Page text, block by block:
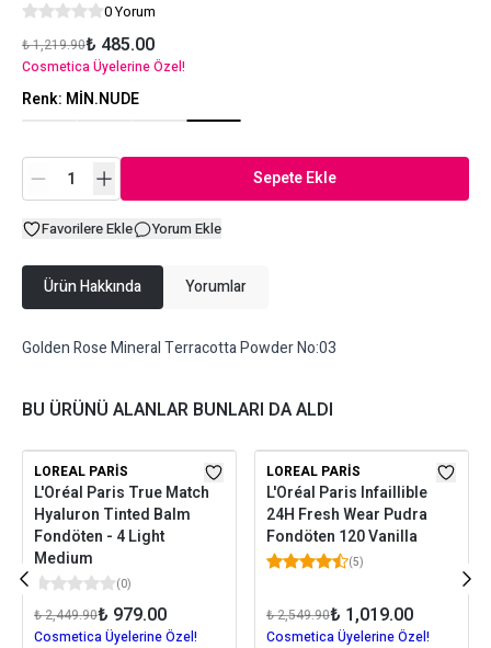
0 Yorum
₺ 1,219.90₺ 485.00
Cosmetica Üyelerine Özel!
Renk: MİN.NUDE
Sepete Ekle
Favorilere Ekle Yorum Ekle
Ürün Hakkında Yorumlar
Golden Rose Mineral Terracotta Powder No:03
BU ÜRÜNÜ ALANLAR BUNLARI DA ALDI
LOREAL PARIS
L'Oréal Paris True Match
Hyaluron Tinted Balm
Fondöten - 4 Light
Medium
(0)
₺ 2,449.90₺ 979.00
Cosmetica Üyelerine Özel!
LOREAL PARIS
L'Oréal Paris Infaillible
24H Fresh Wear Pudra
Fondöten 120 Vanilla
(5)
₺ 2,549.90₺ 1,019.00
Cosmetica Üyelerine Özel!